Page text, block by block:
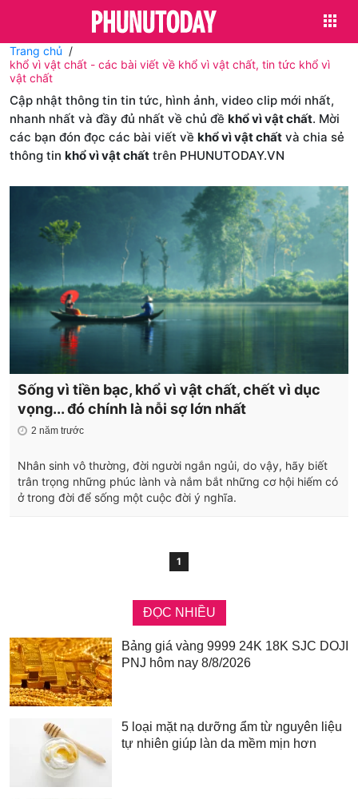
Trang chủ
khổ vì vật chất - các bài viết về khổ vì vật chất, tin tức khổ vì
vật chất
Cập nhật thông tin tin tức, hình ảnh, video clip mới nhất,
nhanh nhất và đầy đủ nhất về chủ đề khổ vì vật chất. Mời
các bạn đón đọc các bài viết về khổ vì vật chất và chia sẻ
thông tin khổ vì vật chất trên PHUNUTODAY.VN
Sống vì tiền bạc, khổ vì vật chất, chết vì dục
vọng... đó chính là nỗi sợ lớn nhất
2 năm trước
Nhân sinh vô thường, đời người ngắn ngủi, do vậy, hãy biết
trân trọng những phúc lành và nắm bắt những cơ hội hiếm có
ở trong đời để sống một cuộc đời ý nghĩa.
1
ĐỌC NHIỀU
Bảng giá vàng 9999 24K 18K SJC DOJI
PNJ hôm nay 8/8/2026
5 loại mặt nạ dưỡng ẩm từ nguyên liệu
tự nhiên giúp làn da mềm mịn hơn